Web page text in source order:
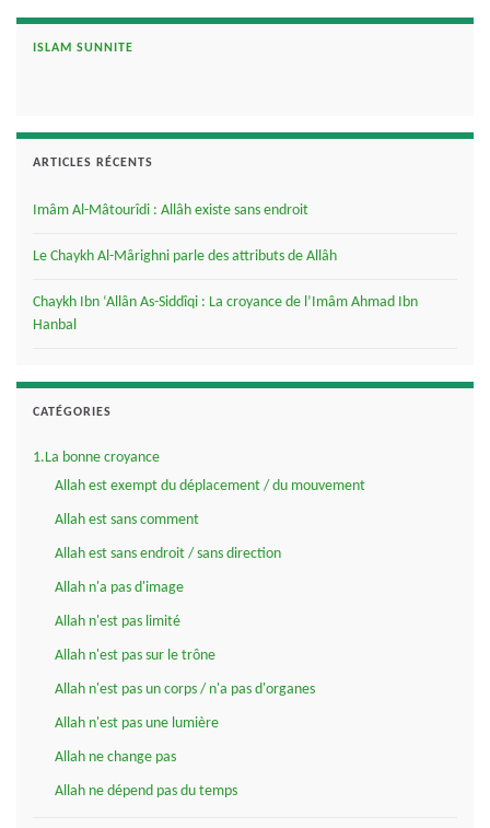
ISLAM SUNNITE
ARTICLES RÉCENTS
Imâm Al-Mâtourîdi : Allâh existe sans endroit
Le Chaykh Al-Mârighni parle des attributs de Allâh
Chaykh Ibn ‘Allân As-Siddîqi : La croyance de l’Imâm Ahmad Ibn
Hanbal
CATÉGORIES
1.La bonne croyance
Allah est exempt du déplacement / du mouvement
Allah est sans comment
Allah est sans endroit / sans direction
Allah n'a pas d'image
Allah n'est pas limité
Allah n'est pas sur le trône
Allah n'est pas un corps / n'a pas d'organes
Allah n'est pas une lumière
Allah ne change pas
Allah ne dépend pas du temps